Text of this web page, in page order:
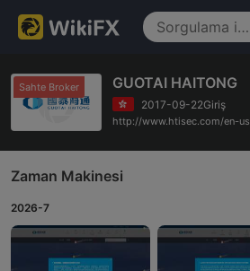
Sahte Broker GUOTAI HAITONG
2017-09-22Giriş
http://www.htisec.com/en-us
Zaman Makinesi
2026-7